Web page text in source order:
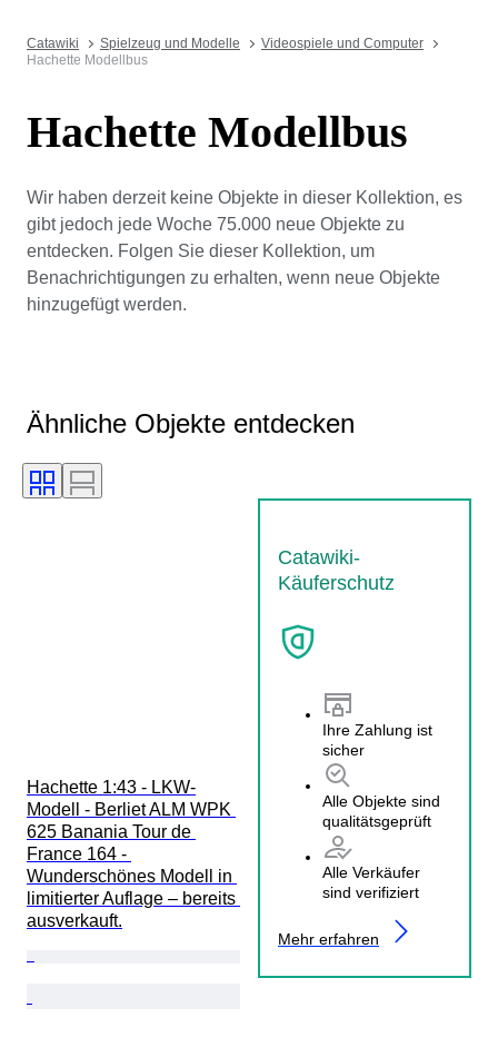
Catawiki Spielzeug und Modelle
Videospiele und Computer
Hachette Modellbus
Hachette Modellbus
Wir haben derzeit keine Objekte in dieser Kollektion, es
gibt jedoch jede Woche 75.000 neue Objekte zu
entdecken. Folgen Sie dieser Kollektion, um
Benachrichtigungen zu erhalten, wenn neue Objekte
hinzugefügt werden.
Ähnliche Objekte entdecken
Catawiki-
Käuferschutz
Ihre Zahlung ist
sicher
Alle Objekte sind
qualitätsgeprüft
Alle Verkäufer
sind verifiziert
Mehr erfahren
Hachette 1:43 - LKW-
Modell - Berliet ALM WPK
625 Banania Tour de
France 164 -
Wunderschönes Modell in
limitierter Auflage – bereits
ausverkauft.